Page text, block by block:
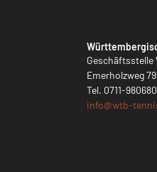
Geschäftsstelle
Emerholzweg
Tel. 0711-980680
info@wtb-